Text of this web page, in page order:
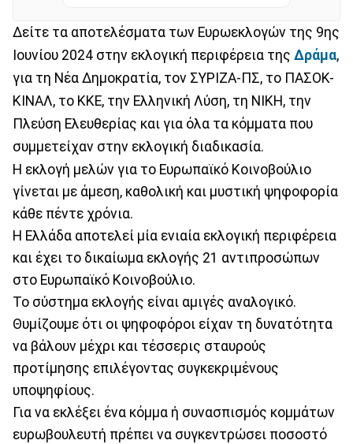
Δείτε τα αποτελέσματα των Ευρωεκλογών της 9ης
Ιουνίου 2024 στην εκλογική περιφέρεια της Δράμα,
για τη Νέα Δημοκρατία, τον ΣΥΡΙΖΑ-ΠΣ, το ΠΑΣΟΚ-
ΚΙΝΑΛ, το ΚΚΕ, την Ελληνική Λύση, τη ΝΙΚΗ, την
Πλεύση Ελευθερίας και για όλα τα κόμματα που
συμμετείχαν στην εκλογική διαδικασία.
Η εκλογή μελών για το Ευρωπαϊκό Κοινοβούλιο
γίνεται με άμεση, καθολική και μυστική ψηφοφορία
κάθε πέντε χρόνια.
Η Ελλάδα αποτελεί μία ενιαία εκλογική περιφέρεια
και έχει το δικαίωμα εκλογής 21 αντιπροσώπων
στο Ευρωπαϊκό Κοινοβούλιο.
Το σύστημα εκλογής είναι αμιγές αναλογικό.
Θυμίζουμε ότι οι ψηφοφόροι είχαν τη δυνατότητα
να βάλουν μέχρι και τέσσερις σταυρούς
προτίμησης επιλέγοντας συγκεκριμένους
υποψηφίους.
Για να εκλέξει ένα κόμμα ή συνασπισμός κομμάτων
ευρωβουλευτή πρέπει να συγκεντρώσει ποσοστό